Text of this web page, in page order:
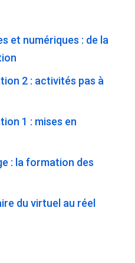
et numériques : de la
2 : activités pas à
1 : mises en
: la formation des
du virtuel au réel